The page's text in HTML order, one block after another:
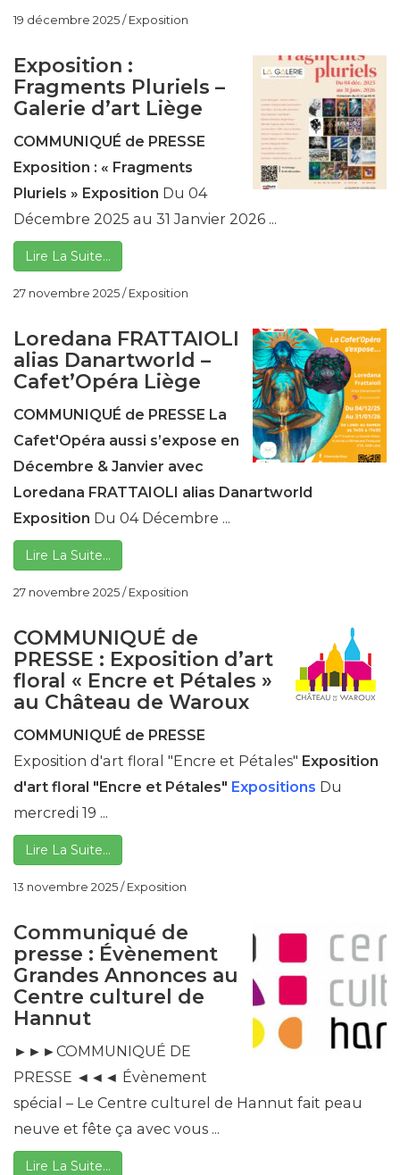
19 décembre 2025/Exposition
Exposition :
Fragments Pluriels –
Galerie d’art Liège
COMMUNIQUÉ de PRESSE
Exposition : « Fragments
Pluriels » Exposition Du 04
Décembre 2025 au 31 Janvier 2026 ...
Lire La Suite…
27 novembre 2025/Exposition
Loredana FRATTAIOLI
alias Danartworld –
Cafet’Opéra Liège
COMMUNIQUÉ de PRESSE La
Cafet'Opéra aussi s’expose en
Décembre & Janvier avec
Loredana FRATTAIOLI alias Danartworld
Exposition Du 04 Décembre ...
Lire La Suite…
27 novembre 2025/Exposition
COMMUNIQUÉ de
PRESSE : Exposition d’art
floral « Encre et Pétales »
au Château de Waroux
COMMUNIQUÉ de PRESSE
Exposition d'art floral "Encre et Pétales" Exposition
d'art floral "Encre et Pétales" Expositions Du
mercredi 19 ...
Lire La Suite…
13 novembre 2025/Exposition
Communiqué de
presse : Évènement
Grandes Annonces au
Centre culturel de
Hannut
►►►COMMUNIQUÉ DE
PRESSE ◄◄◄ Évènement
spécial – Le Centre culturel de Hannut fait peau
neuve et fête ça avec vous ...
Lire La Suite…